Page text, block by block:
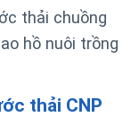
thải chuồng
hồ nuôi trồng
thải CNP